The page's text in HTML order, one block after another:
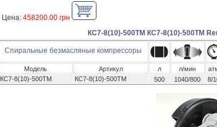
Цена: 458200.00 грн
КС7-8(10)-500ТМ КС7-8(10)-500ТМ
Спиральные безмасляные компрессоры
Модель Артикул л л/мин
КС7-8(10)-500ТМ
КС7-8(10)-500ТМ 500 1040/800 8/